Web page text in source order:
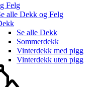
Felg
alle Dekk og Felg
Se alle Dekk
Sommerdekk
Vinterdekk med pigg
Vinterdekk uten pigg